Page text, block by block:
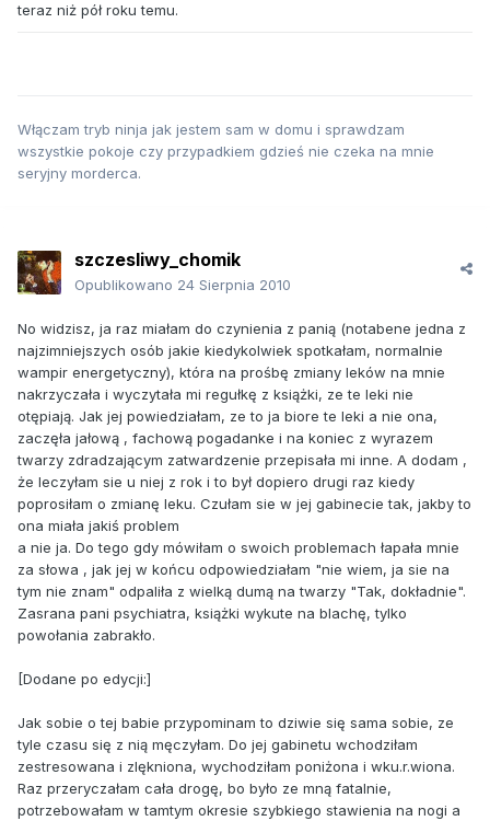
teraz niż pół roku temu.
Włączam tryb ninja jak jestem sam w domu i sprawdzam
wszystkie pokoje czy przypadkiem gdzieś nie czeka na mnie
seryjny morderca.
szczesliwy_chomik
Opublikowano 24 Sierpnia 2010
No widzisz, ja raz miałam do czynienia z panią (notabene jedna z
najzimniejszych osób jakie kiedykolwiek spotkałam, normalnie
wampir energetyczny), która na prośbę zmiany leków na mnie
nakrzyczała i wyczytała mi regułkę z książki, ze te leki nie
otępiają. Jak jej powiedziałam, ze to ja biore te leki a nie ona,
zaczęła jałową , fachową pogadanke i na koniec z wyrazem
twarzy zdradzającym zatwardzenie przepisała mi inne. A dodam ,
że leczyłam sie u niej z rok i to był dopiero drugi raz kiedy
poprosiłam o zmianę leku. Czułam sie w jej gabinecie tak, jakby to
ona miała jakiś problem
a nie ja. Do tego gdy mówiłam o swoich problemach łapała mnie
za słowa , jak jej w końcu odpowiedziałam "nie wiem, ja sie na
tym nie znam" odpaliła z wielką dumą na twarzy "Tak, dokładnie".
Zasrana pani psychiatra, książki wykute na blachę, tylko
powołania zabrakło.
[Dodane po edycji:]
Jak sobie o tej babie przypominam to dziwie się sama sobie, ze
tyle czasu się z nią męczyłam. Do jej gabinetu wchodziłam
zestresowana i zlękniona, wychodziłam poniżona i wku.r.wiona.
Raz przeryczałam cała drogę, bo było ze mną fatalnie,
potrzebowałam w tamtym okresie szybkiego stawienia na nogi a